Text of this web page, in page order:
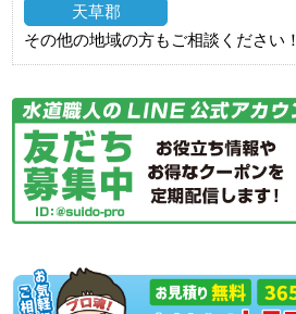
天草郡
その他の地域の方もご相談ください！